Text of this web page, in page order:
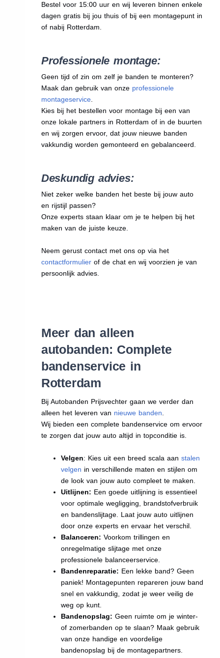
Bestel voor 15:00 uur en wij leveren binnen enkele
dagen gratis bij jou thuis of bij een montagepunt in
of nabij Rotterdam.
Professionele montage:
Geen tijd of zin om zelf je banden te monteren?
Maak dan gebruik van onze professionele
montageservice.
Kies bij het bestellen voor montage bij een van
onze lokale partners in Rotterdam of in de buurten
en wij zorgen ervoor, dat jouw nieuwe banden
vakkundig worden gemonteerd en gebalanceerd.
Deskundig advies:
Niet zeker welke banden het beste bij jouw auto
en rijstijl passen?
Onze experts staan klaar om je te helpen bij het
maken van de juiste keuze.
Neem gerust contact met ons op via het
contactformulierof de chat en wij voorzien je van
persoonlijk advies.
Meer dan alleen
autobanden: Complete
bandenservice in
Rotterdam
Bij Autobanden Prijsvechter gaan we verder dan
alleen het leveren van nieuwe banden.
Wij bieden een complete bandenservice om ervoor
te zorgen dat jouw auto altijd in topconditie is.
Velgen: Kies uit een breed scala aan stalen
velgen in verschillende maten en stijlen om
de look van jouw auto compleet te maken.
Uitlijnen: Een goede uitlijning is essentieel
voor optimale wegligging, brandstofverbruik
en bandenslijtage. Laat jouw auto uitlijnen
door onze experts en ervaar het verschil.
Balanceren: Voorkom trillingen en
onregelmatige slijtage met onze
professionele balanceerservice.
Bandenreparatie: Een lekke band? Geen
paniek! Montagepunten repareren jouw band
snel en vakkundig, zodat je weer veilig de
weg op kunt.
Bandenopslag: Geen ruimte om je winter-
of zomerbanden op te slaan? Maak gebruik
van onze handige en voordelige
bandenopslag bij de montagepartners.